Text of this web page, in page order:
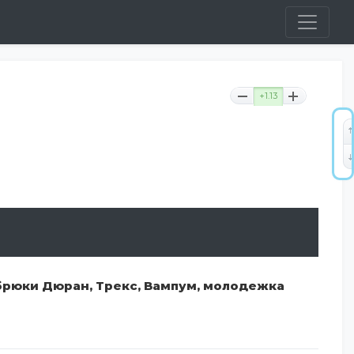
+1.13
Дюран, Трекс, Вампум, молодежка